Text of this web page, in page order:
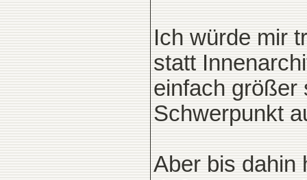
Ich würde mir
statt
einfach größer
Schwerpunkt
Aber bis dahin